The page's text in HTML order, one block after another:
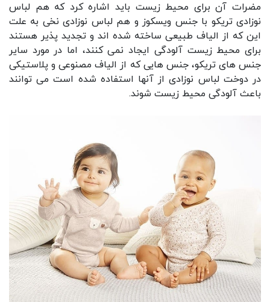
مضرات آن برای محیط زیست باید اشاره کرد که هم لباس
نوزادی تریکو با جنس ویسکوز و هم لباس نوزادی نخی به علت
این که از الیاف طبیعی ساخته شده اند و تجدید پذیر هستند
برای محیط زیست آلودگی ایجاد نمی کنند، اما در مورد سایر
جنس های تریکو، جنس هایی که از الیاف مصنوعی و پلاستیکی
در دوخت لباس نوزادی از آنها استفاده شده است می توانند
باعث آلودگی محیط زیست شوند.